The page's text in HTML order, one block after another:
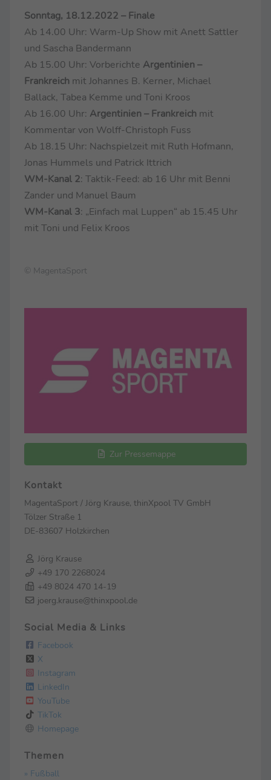
Sonntag, 18.12.2022 – Finale
Ab 14.00 Uhr: Warm-Up Show mit Anett Sattler
und Sascha Bandermann
Ab 15.00 Uhr: Vorberichte Argentinien –
Frankreich mit Johannes B. Kerner, Michael
Ballack, Tabea Kemme und Toni Kroos
Ab 16.00 Uhr: Argentinien – Frankreich mit
Kommentar von Wolff-Christoph Fuss
Ab 18.15 Uhr: Nachspielzeit mit Ruth Hofmann,
Jonas Hummels und Patrick Ittrich
WM-Kanal 2: Taktik-Feed: ab 16 Uhr mit Benni
Zander und Manuel Baum
WM-Kanal 3: „Einfach mal Luppen“ ab 15.45 Uhr
mit Toni und Felix Kroos
© MagentaSport
Zur Pressemappe
Kontakt
MagentaSport / Jörg Krause, thinXpool TV GmbH
Tölzer Straße 1
DE-83607 Holzkirchen
Jörg Krause
+49 170 2268024
+49 8024 470 14-19
joerg.krause@thinxpool.de
Social Media & Links
Facebook
X
Instagram
LinkedIn
YouTube
TikTok
Homepage
Themen
» Fußball